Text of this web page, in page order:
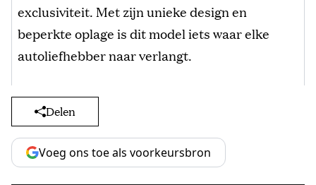
exclusiviteit. Met zijn unieke design en
beperkte oplage is dit model iets waar elke
autoliefhebber naar verlangt.
Delen
Voeg ons toe als voorkeursbron